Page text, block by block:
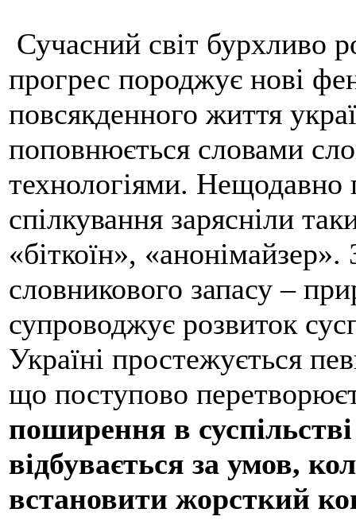
Сучасний світ бурхливо
прогрес породжує нові
повсякденного життя
поповнюється словами
технологіями. Нещодавно
спілкування зарясніли
«біткоїн»,
словникового запасу –
супроводжує розвиток
Україні простежується
що поступово
поширення в
відбувається за умов,
встановити жорсткий